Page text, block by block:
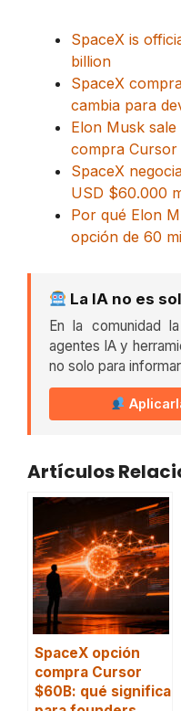
SpaceX is
billion
SpaceX
cambia para
Elon Musk
compra
SpaceX
USD $60.000
Por qué Elon
opción de 60
La IA no es
En la comunidad
agentes IA y
no solo para
Artículos
SpaceX opción
compra Cursor
$60B: qué significa